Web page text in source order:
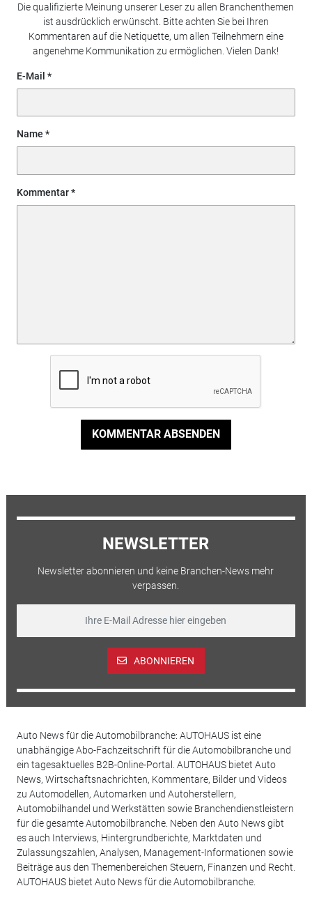
Die qualifizierte Meinung unserer Leser zu allen Branchenthemen
ist ausdrücklich erwünscht. Bitte achten Sie bei Ihren
Kommentaren auf die Netiquette, um allen Teilnehmern eine
angenehme Kommunikation zu ermöglichen. Vielen Dank!
E-Mail
Name
Kommentar
KOMMENTAR ABSENDEN
NEWSLETTER
Newsletter abonnieren und keine Branchen-News mehr
verpassen.
ABONNIEREN
Auto News für die Automobilbranche: AUTOHAUS ist eine
unabhängige Abo-Fachzeitschrift für die Automobilbranche und
ein tagesaktuelles B2B-Online-Portal. AUTOHAUS bietet Auto
News, Wirtschaftsnachrichten, Kommentare, Bilder und Videos
zu Automodellen, Automarken und Autoherstellern,
Automobilhandel und Werkstätten sowie Branchendienstleistern
für die gesamte Automobilbranche. Neben den Auto News gibt
es auch Interviews, Hintergrundberichte, Marktdaten und
Zulassungszahlen, Analysen, Management-Informationen sowie
Beiträge aus den Themenbereichen Steuern, Finanzen und Recht.
AUTOHAUS bietet Auto News für die Automobilbranche.